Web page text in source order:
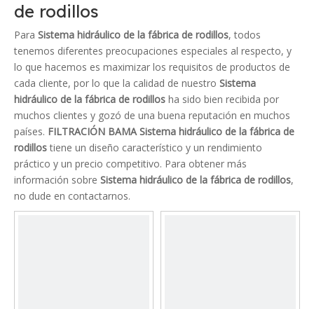
de rodillos
Para Sistema hidráulico de la fábrica de rodillos, todos
tenemos diferentes preocupaciones especiales al respecto, y
lo que hacemos es maximizar los requisitos de productos de
cada cliente, por lo que la calidad de nuestro Sistema
hidráulico de la fábrica de rodillos ha sido bien recibida por
muchos clientes y gozó de una buena reputación en muchos
países. FILTRACIÓN BAMA Sistema hidráulico de la fábrica de
rodillostiene un diseño característico y un rendimiento
práctico y un precio competitivo. Para obtener más
información sobre Sistema hidráulico de la fábrica de rodillos,
no dude en contactarnos.